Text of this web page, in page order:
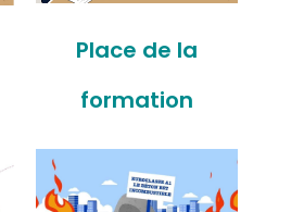
Place de la
formation